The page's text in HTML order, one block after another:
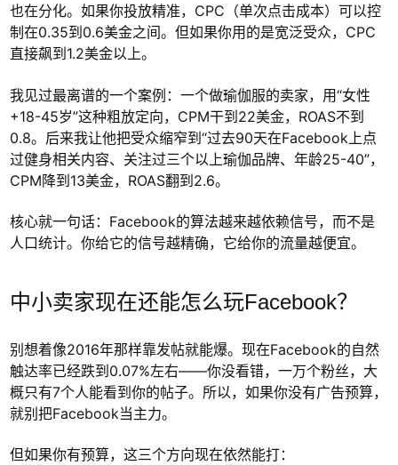
也在分化。如果你投放精准，CPC（单次点击成本）可以控
制在0.35到0.6美金之间。但如果你用的是宽泛受众，CPC
直接飙到1.2美金以上。
我见过最离谱的一个案例：一个做瑜伽服的卖家，用“女性
+18-45岁”这种粗放定向，CPM干到22美金，ROAS不到
0.8。后来我让他把受众缩窄到“过去90天在Facebook上点
过健身相关内容、关注过三个以上瑜伽品牌、年龄25-40”，
CPM降到13美金，ROAS翻到2.6。
核心就一句话：Facebook的算法越来越依赖信号，而不是
人口统计。你给它的信号越精确，它给你的流量越便宜。
中小卖家现在还能怎么玩Facebook？
别想着像2016年那样靠发帖就能爆。现在Facebook的自然
触达率已经跌到0.07%左右——你没看错，一万个粉丝，大
概只有7个人能看到你的帖子。所以，如果你没有广告预算，
就别把Facebook当主力。
但如果你有预算，这三个方向现在依然能打：